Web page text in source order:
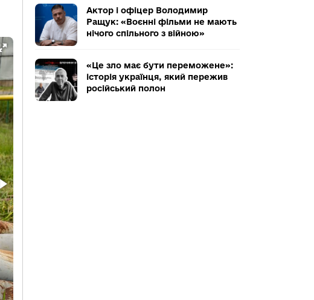
Актор і офіцер Володимир
Ращук: «Воєнні фільми не мають
нічого спільного з війною»
«Це зло має бути переможене»:
історія українця, який пережив
російський полон